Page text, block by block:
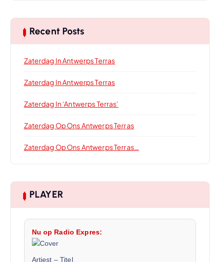
Recent Posts
Zaterdag In Antwerps Terras
Zaterdag In Antwerps Terras
Zaterdag In ‘Antwerps Terras’
Zaterdag Op Ons Antwerps Terras
Zaterdag Op Ons Antwerps Terras…
PLAYER
Nu op Radio Expres:
Artiest – Titel